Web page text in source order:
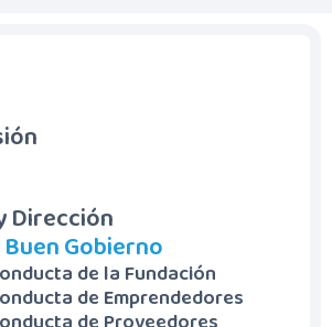
Dirección
Gobierno
de la Fundación
de Emprendedores